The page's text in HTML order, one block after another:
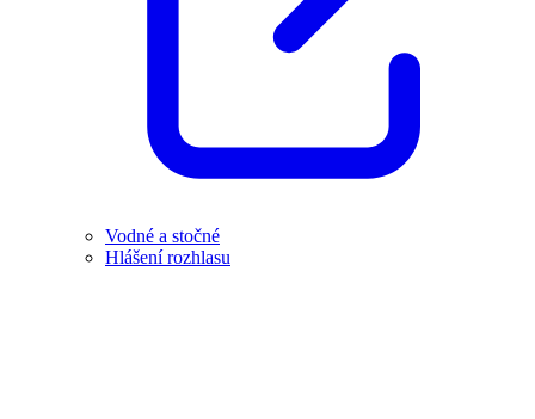
Vodné a stočné
Hlášení rozhlasu